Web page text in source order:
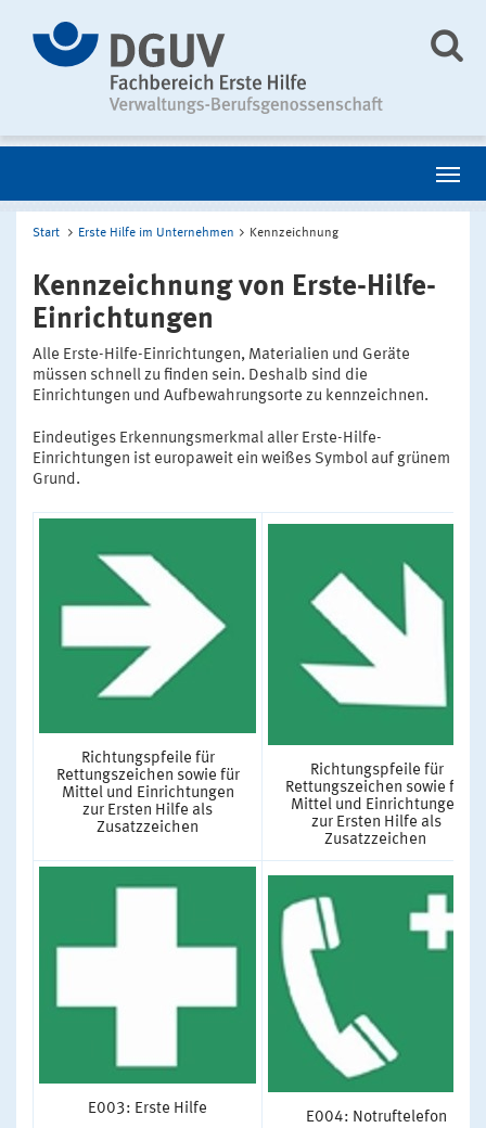
Start Erste Hilfe im Unternehmen Kennzeichnung
Kennzeichnung von Erste-Hilfe-
Einrichtungen
Alle Erste-Hilfe-Einrichtungen, Materialien und Geräte
müssen schnell zu finden sein. Deshalb sind die
Einrichtungen und Aufbewahrungsorte zu kennzeichnen.
Eindeutiges Erkennungsmerkmal aller Erste-Hilfe-
Einrichtungen ist europaweit ein weißes Symbol auf grünem
Grund.
Richtungspfeile für
Rettungszeichen sowie für
Mittel und Einrichtungen
zur Ersten Hilfe als
Zusatzzeichen
Richtungspfeile für
Rettungszeichen sowie für
Mittel und Einrichtungen
zur Ersten Hilfe als
Zusatzzeichen
E003: Erste Hilfe
E004: Notruftelefon